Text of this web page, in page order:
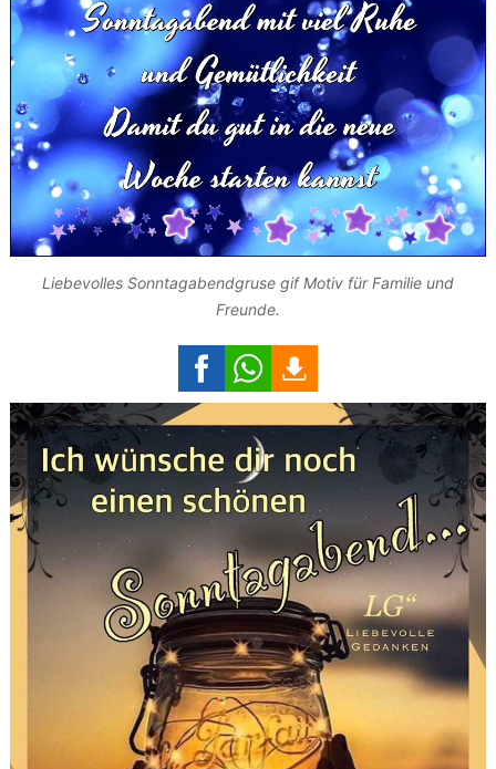
Liebevolles Sonntagabendgruse gif Motiv für Familie und
Freunde.